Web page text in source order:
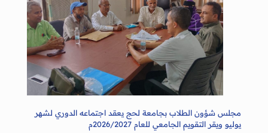
مجلس شؤون الطلاب بجامعة لحج يعقد اجتماعه الدوري لشهر
يوليو ويقر التقويم الجامعي للعام 2026/2027م